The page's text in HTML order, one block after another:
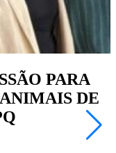
PARA
DE